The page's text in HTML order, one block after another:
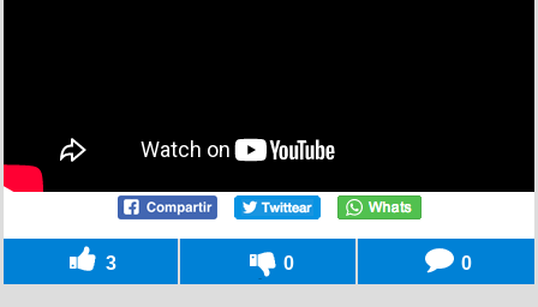
3 0 0